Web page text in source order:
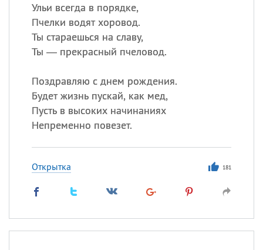
Ульи всегда в порядке,
Пчелки водят хоровод.
Ты стараешься на славу,
Ты — прекрасный пчеловод.
Поздравляю с днем рождения.
Будет жизнь пускай, как мед,
Пусть в высоких начинаниях
Непременно повезет.
Открытка 181